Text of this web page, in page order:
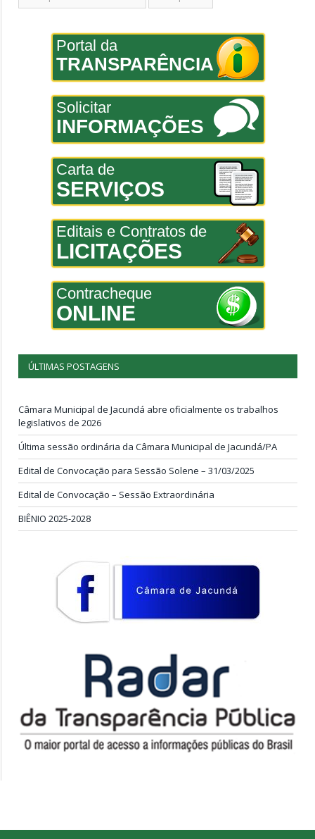
Portal da
TRANSPARÊNCIA
Solicitar
INFORMAÇÕES
Carta de
SERVIÇOS
Editais e Contratos de
LICITAÇÕES
Contracheque
ONLINE
ÚLTIMAS POSTAGENS
Câmara Municipal de Jacundá abre oficialmente os trabalhos
legislativos de 2026
Última sessão ordinária da Câmara Municipal de Jacundá/PA
Edital de Convocação para Sessão Solene – 31/03/2025
Edital de Convocação – Sessão Extraordinária
BIÊNIO 2025-2028